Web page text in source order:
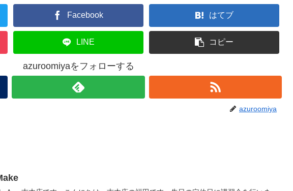
Facebook はてブ
LINE コピー
azuroomiyaをフォローする
azuroomiya